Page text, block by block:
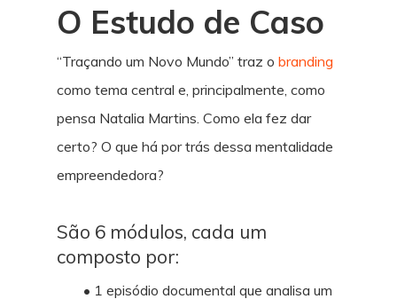
O Estudo de Caso
“Traçando um Novo Mundo” traz o branding
como tema central e, principalmente, como
pensa Natalia Martins. Como ela fez dar
certo? O que há por trás dessa mentalidade
empreendedora?
São 6 módulos, cada um
composto por:
• 1 episódio documental que analisa um